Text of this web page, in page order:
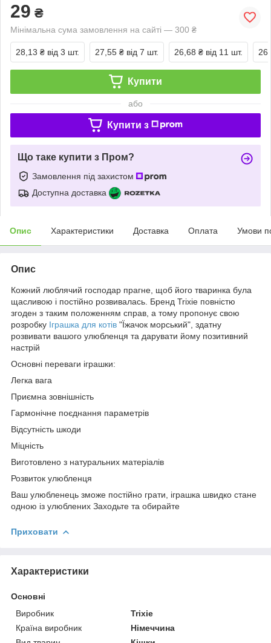
29 ₴
Мінімальна сума замовлення на сайті — 300 ₴
28,13 ₴ від 3 шт. 27,55 ₴ від 7 шт. 26,68 ₴ від 11 шт.
Купити
або
Купити з
Що таке купити з Пром?
Замовлення під захистом
Доступна доставка
Опис Характеристики Доставка Оплата Умови
Опис
Кожний люблячий господар прагне, щоб його тваринка була
щасливою і постійно розвивалась. Бренд Trixie повністю
згоден з таким положенням справ, а тому пропонує свою
розробку Іграшка для котів "Їжачок морський", здатну
розвивати вашого улюбленця та дарувати йому позитивний
настрій
Основні переваги іграшки:
Легка вага
Приємна зовнішність
Гармонічне поєднання параметрів
Відсутність шкоди
Міцність
Виготовлено з натуральних матеріалів
Розвиток улюбленця
Ваш улюбленець зможе постійно грати, іграшка швидко стане
одною із улюблених Заходьте та обирайте
Приховати
Характеристики
Основні
Виробник
Trixie
Країна виробник
Німеччина